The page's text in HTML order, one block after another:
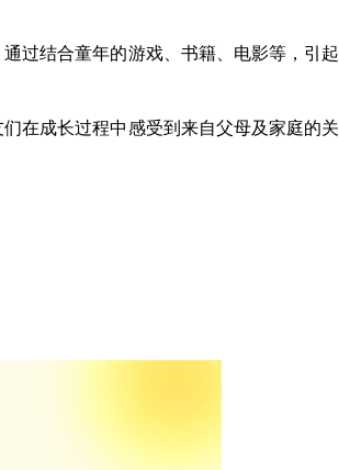
过结合童年的游戏、书籍、电影等，引起
在成长过程中感受到来自父母及家庭的关